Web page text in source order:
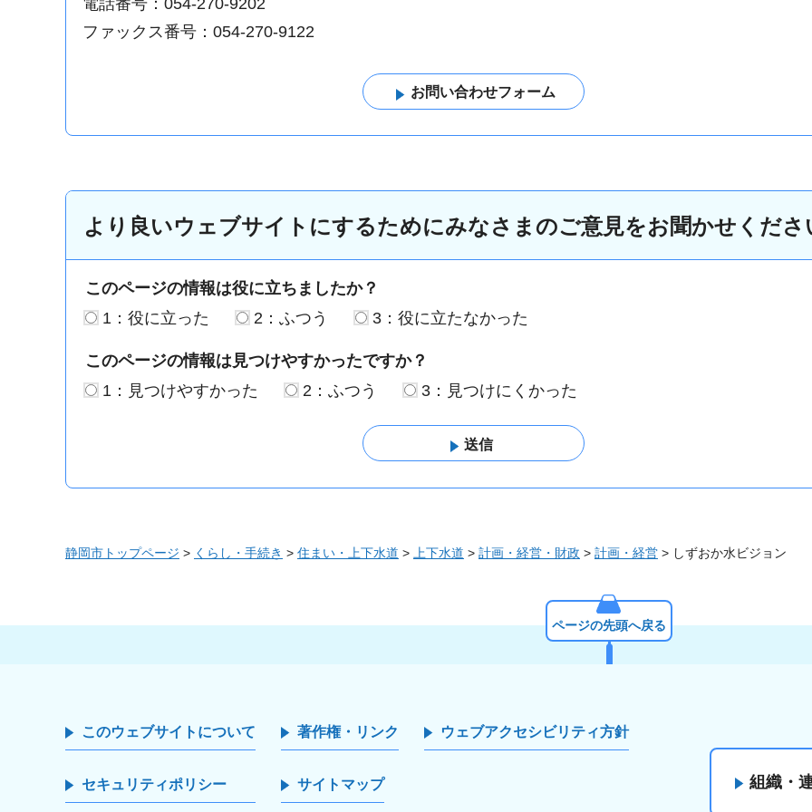
電話番号：054-270-9202
ファックス番号：054-270-9122
より良いウェブサイトにするためにみなさまのご意見をお聞かせくださ
このページの情報は役に立ちましたか？
1：役に立った
2：ふつう 3：役に立たなかった
このページの情報は見つけやすかったですか？
1：見つけやすかった
2：ふつう 3：見つけにくかった
静岡市トップページ > くらし・手続き > 住まい・上下水道 > 上下水道 > 計画・経営・財政 > 計画・経営 > しずおか水ビジョン
ページの先頭へ戻る
このウェブサイトについて 著作権・リンク ウェブアクセシビリティ方針
セキュリティポリシー サイトマップ 組織・